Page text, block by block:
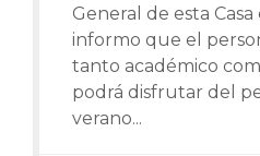
General de esta
informo que el
tanto académico
podrá disfrutar del
verano...